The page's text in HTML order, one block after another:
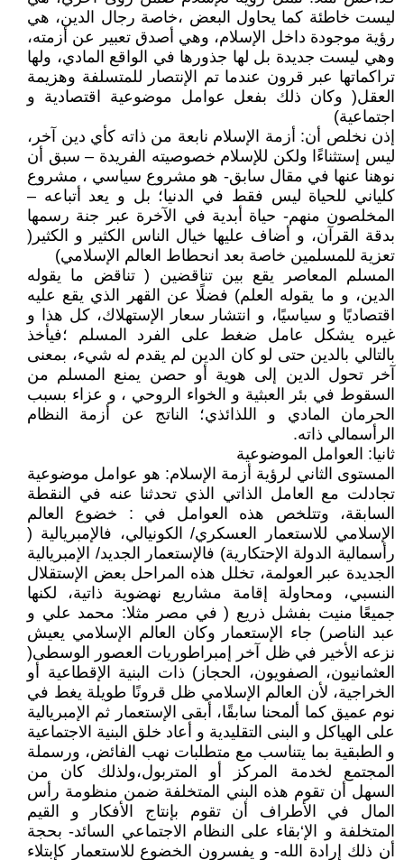
ليست خاطئة كما يحاول البعض ،خاصة رجال الدين، هي
رؤية موجودة داخل الإسلام، وهي أصدق تعبير عن أزمته،
وهي ليست جديدة بل لها جذورها في الواقع المادي، ولها
تراكماتها عبر قرون عندما تم الإنتصار للمتسلفة وهزيمة
العقل( وكان ذلك بفعل عوامل موضوعية اقتصادية و
اجتماعية)
إذن نخلص أن: أزمة الإسلام نابعة من ذاته كأي دين آخر،
ليس إستثناءًا ولكن للإسلام خصوصيته الفريدة – سبق أن
نوهنا عنها في مقال سابق- هو مشروع سياسي ، مشروع
كلياني للحياة ليس فقط في الدنيا؛ بل و يعد أتباعه –
المخلصون منهم- حياة أبدية في الآخرة عبر جنة رسمها
بدقة القرآن، و أضاف عليها خيال الناس الكثير و الكثير(
تعزية للمسلمين خاصة بعد انحطاط العالم الإسلامي)
المسلم المعاصر يقع بين تناقضين ( تناقض ما يقوله
الدين، و ما يقوله العلم) فضلًا عن القهر الذي يقع عليه
اقتصاديًا و سياسيًا، و انتشار سعار الإستهلاك، كل هذا و
غيره يشكل عامل ضغط على الفرد المسلم ؛فيأخذ
بالتالي بالدين حتى لو كان الدين لم يقدم له شيء، بمعنى
آخر تحول الدين إلى هوية أو حصن يمنع المسلم من
السقوط في بئر العبثية و الخواء الروحي ، و عزاء بسبب
الحرمان المادي و اللذائذي؛ الناتج عن أزمة النظام
الرأسمالي ذاته.
ثانيا: العوامل الموضوعية
المستوى الثاني لرؤية أزمة الإسلام: هو عوامل موضوعية
تجادلت مع العامل الذاتي الذي تحدثنا عنه في النقطة
السابقة، وتتلخص هذه العوامل في : خضوع العالم
الإسلامي للاستعمار العسكري/ الكونيالي، فالإمبريالية (
رأسمالية الدولة الإحتكارية) فالإستعمار الجديد/ الإمبريالية
الجديدة عبر العولمة، تخلل هذه المراحل بعض الإستقلال
النسبي، ومحاولة إقامة مشاريع نهضوية ذاتية، لكنها
جميعًا منيت بفشل ذريع ( في مصر مثلا: محمد علي و
عبد الناصر) جاء الإستعمار وكان العالم الإسلامي يعيش
نزعه الأخير في ظل آخر إمبراطوريات العصور الوسطى(
العثمانيون، الصفويون، الحجاز) ذات البنية الإقطاعية أو
الخراجية، لأن العالم الإسلامي ظل قرونًا طويلة يغط في
نوم عميق كما ألمحنا سابقًا، أبقى الإستعمار ثم الإمبريالية
على الهياكل و البنى التقليدية و أعاد خلق البنية الاجتماعية
و الطبقية بما يتناسب مع متطلبات نهب الفائض، ورسملة
المجتمع لخدمة المركز أو المتربول،ولذلك كان من
السهل أن تقوم هذه البني المتخلفة ضمن منظومة رأس
المال في الأطراف أن تقوم بإنتاج الأفكار و القيم
المتخلفة و الإ‘بقاء على النظام الاجتماعي السائد- بحجة
أن ذلك إرادة الله- و يفسرون الخضوع للاستعمار كإبتلاء